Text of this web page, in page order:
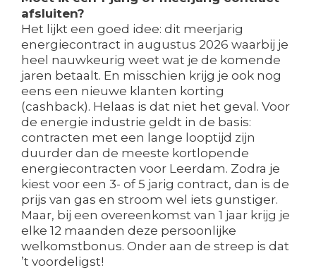
afsluiten?
Het lijkt een goed idee: dit meerjarig
energiecontract in augustus 2026 waarbij je
heel nauwkeurig weet wat je de komende
jaren betaalt. En misschien krijg je ook nog
eens een nieuwe klanten korting
(cashback). Helaas is dat niet het geval. Voor
de energie industrie geldt in de basis:
contracten met een lange looptijd zijn
duurder dan de meeste kortlopende
energiecontracten voor Leerdam. Zodra je
kiest voor een 3- of 5 jarig contract, dan is de
prijs van gas en stroom wel iets gunstiger.
Maar, bij een overeenkomst van 1 jaar krijg je
elke 12 maanden deze persoonlijke
welkomstbonus. Onder aan de streep is dat
’t voordeligst!